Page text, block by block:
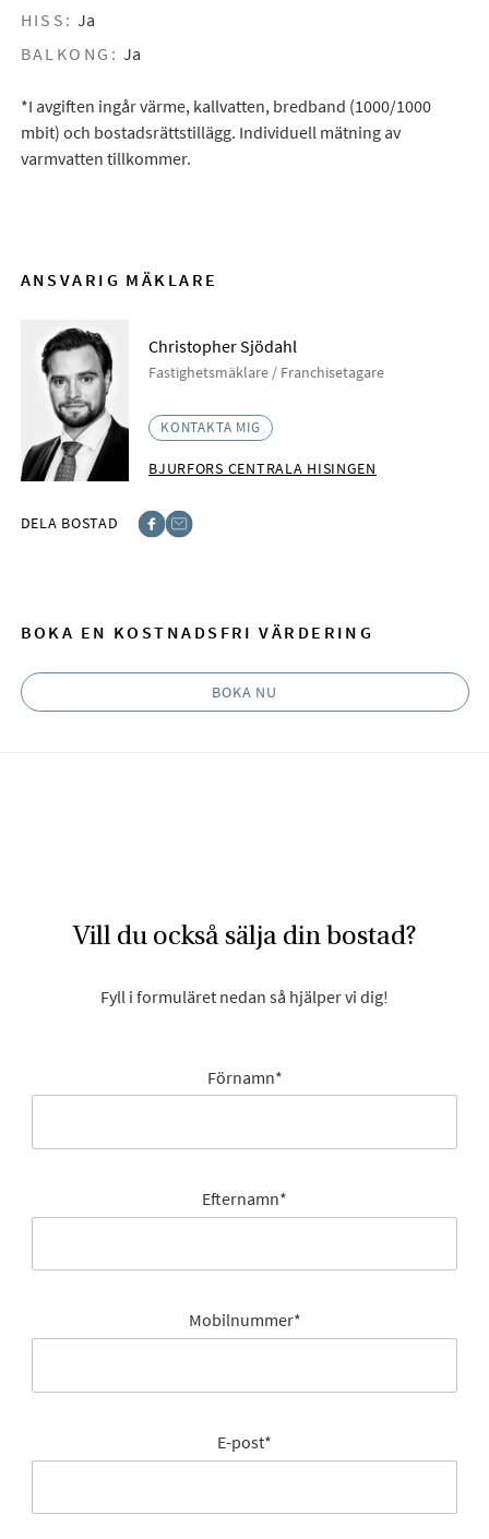
HISS: Ja
BALKONG: Ja
*I avgiften ingår värme, kallvatten, bredband (1000/1000
mbit) och bostadsrättstillägg. Individuell mätning av
varmvatten tillkommer.
ANSVARIG MÄKLARE
Christopher Sjödahl
Fastighetsmäklare / Franchisetagare
KONTAKTA MIG
BJURFORS CENTRALA HISINGEN
DELA BOSTAD
BOKA EN KOSTNADSFRI VÄRDERING
BOKA NU
Vill du också sälja din bostad?
Fyll i formuläret nedan så hjälper vi dig!
Förnamn*
Efternamn*
Mobilnummer*
E-post*